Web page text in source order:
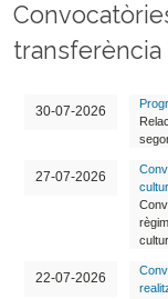
transferència
30-07-2026
27-07-2026
22-07-2026